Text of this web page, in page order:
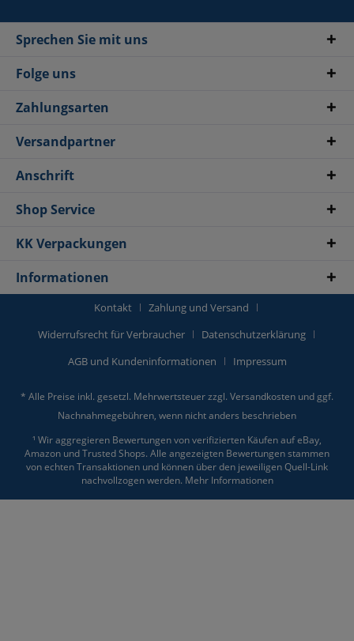
Sprechen Sie mit uns
Folge uns
Zahlungsarten
Versandpartner
Anschrift
Shop Service
KK Verpackungen
Informationen
Kontakt
Zahlung und Versand
Widerrufsrecht für Verbraucher
Datenschutzerklärung
AGB und Kundeninformationen
Impressum
* Alle Preise inkl. gesetzl. Mehrwertsteuer zzgl. Versandkosten und ggf.
Nachnahmegebühren, wenn nicht anders beschrieben
¹ Wir aggregieren Bewertungen von verifizierten Käufen auf eBay,
Amazon und Trusted Shops. Alle angezeigten Bewertungen stammen
von echten Transaktionen und können über den jeweiligen Quell-Link
nachvollzogen werden. Mehr Informationen